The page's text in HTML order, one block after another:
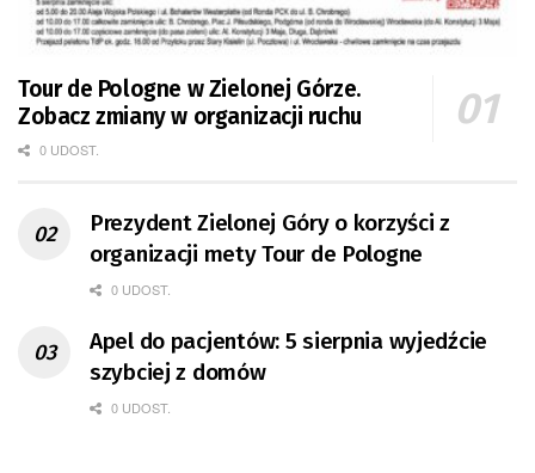
Tour de Pologne w Zielonej Górze.
Zobacz zmiany w organizacji ruchu
0 UDOST.
Prezydent Zielonej Góry o korzyści z
organizacji mety Tour de Pologne
0 UDOST.
Apel do pacjentów: 5 sierpnia wyjedźcie
szybciej z domów
0 UDOST.